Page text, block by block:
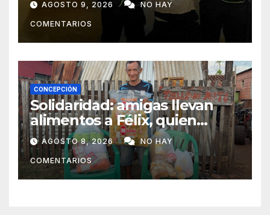
AGOSTO 9, 2026 NO HAY
COMENTARIOS
CONCEPCIÓN
Solidaridad: amigas llevan
alimentos a Félix, quien
ahora vende caramelos para
subsistir
AGOSTO 8, 2026 NO HAY
COMENTARIOS